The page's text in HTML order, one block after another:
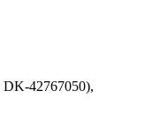
42767050),